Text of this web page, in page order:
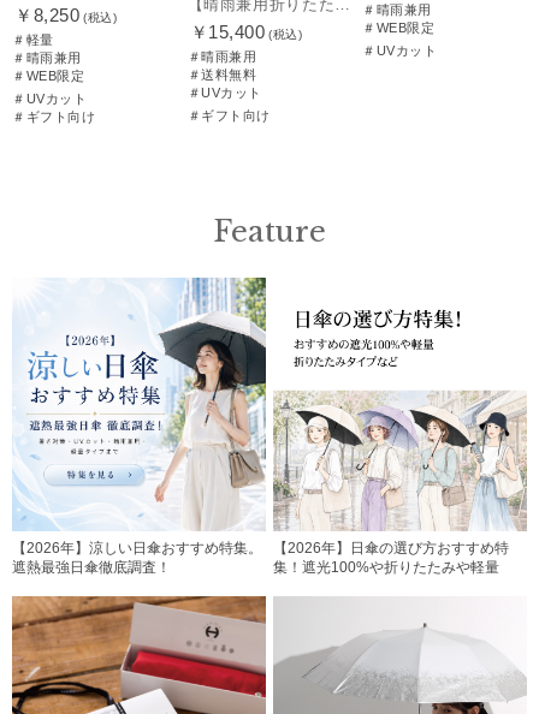
￥8,250 (税込)
＃軽量
＃晴雨兼用
＃WEB限定
＃UVカット
＃ギフト向け
￥15,400 (税込)
＃晴雨兼用
＃送料無料
＃UVカット
＃ギフト向け
＃晴雨兼用
＃WEB限定
＃UVカット
Feature
【2026年】涼しい日傘おすすめ特集。
遮熱最強日傘徹底調査！
【2026年】日傘の選び方おすすめ特
集！遮光100%や折りたたみや軽量